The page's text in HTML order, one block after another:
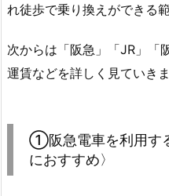
れ徒歩で乗り換えができる
次からは「阪急」「JR」「
運賃などを詳しく見ていきま
①阪急電車を利用す
におすすめ〉